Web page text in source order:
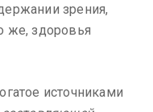
зрения,
же, здоровья
источниками